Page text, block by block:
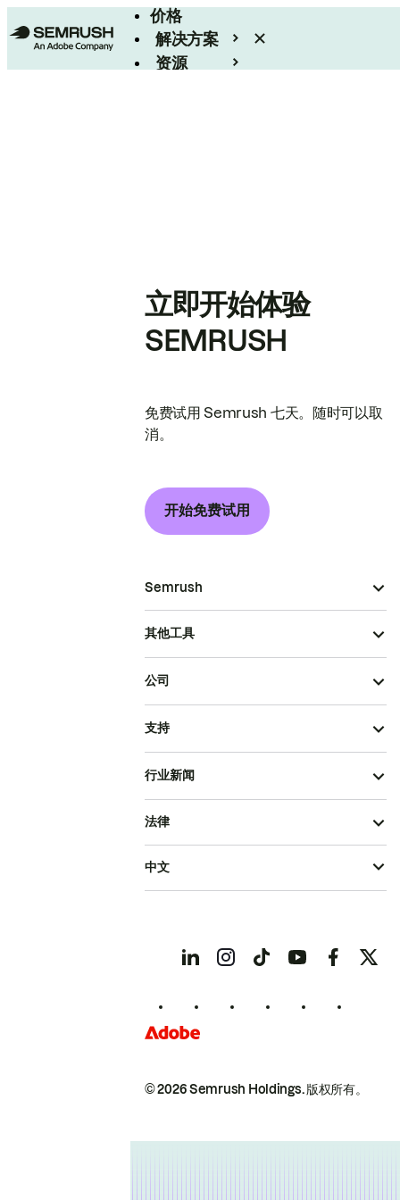
价格
解决方案
资源
立即开始体验
SEMRUSH
免费试用 Semrush 七天。随时可以取
消。
开始免费试用
Semrush
其他工具
公司
支持
行业新闻
© 2026 Semrush Holdings.版权所有。
法律
中文